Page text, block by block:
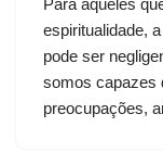
Para aqueles
espiritualidade,
pode ser
somos capazes
preocupações,